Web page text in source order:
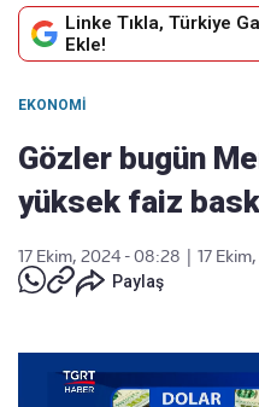
Linke Tıkla, Türkiye
Ekle!
EKONOMI
Gözler bugün
yüksek faiz
17 Ekim, 2024 - 08:28
17
Paylaş